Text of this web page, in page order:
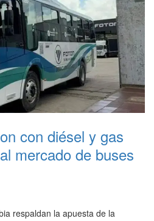
con diésel y gas
mercado de buses
respaldan la apuesta de la